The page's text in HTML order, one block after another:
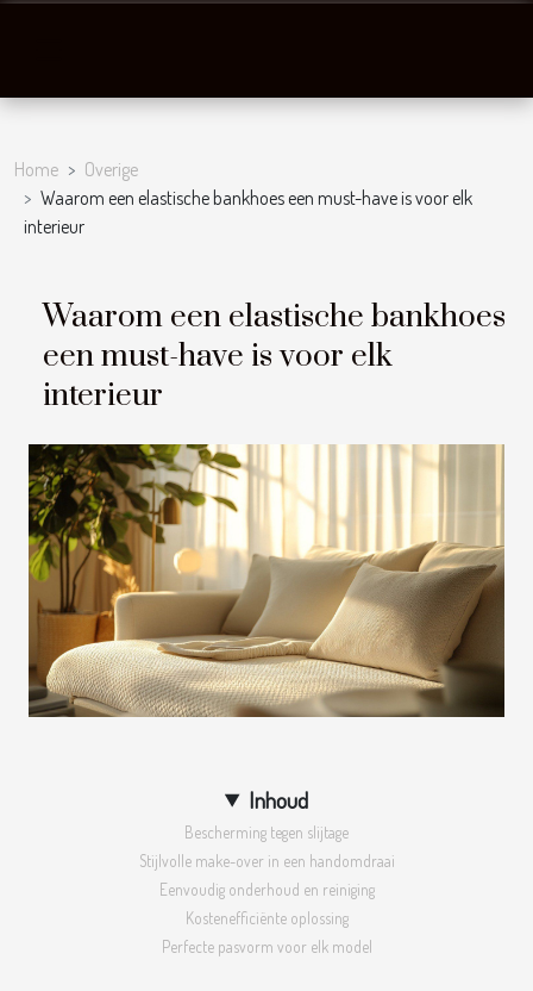
Home
Overige
Waarom een elastische bankhoes een must-have is voor elk
interieur
Waarom een elastische bankhoes
een must-have is voor elk
interieur
Inhoud
Bescherming tegen slijtage
Stijlvolle make-over in een handomdraai
Eenvoudig onderhoud en reiniging
Kostenefficiënte oplossing
Perfecte pasvorm voor elk model